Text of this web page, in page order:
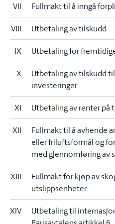
VII Fullmakt til å inngå
VIII Utbetaling av tilskudd
IX Utbetaling for
X
Utbetaling av tilskudd
investeringer
XI Utbetaling av renter på
XII
Fullmakt til å avhende
eller friluftsformål og
med gjennomføring av
XIII
Fullmakt for kjøp av
utslippsenheter
XIV
Utbetaling til